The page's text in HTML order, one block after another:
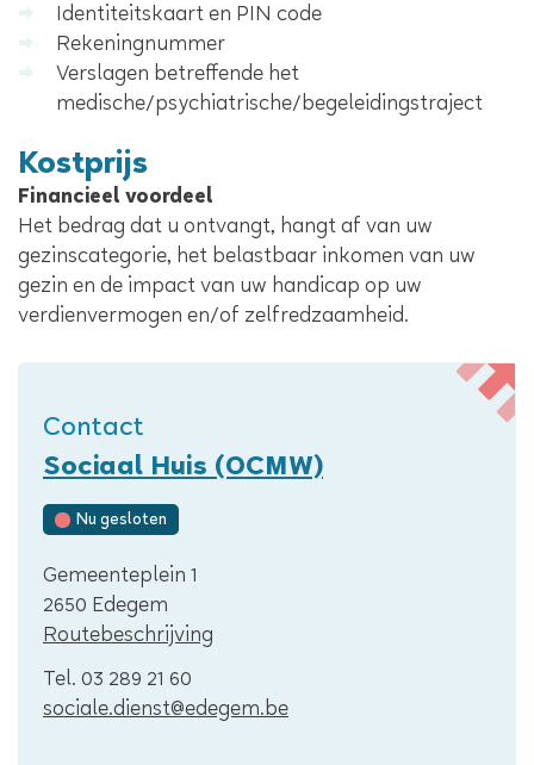
Identiteitskaart en PIN code
Rekeningnummer
Verslagen betreffende het
medische/psychiatrische/begeleidingstraject
Kostprijs
Financieel voordeel
Het bedrag dat u ontvangt, hangt af van uw
gezinscategorie, het belastbaar inkomen van uw
gezin en de impact van uw handicap op uw
verdienvermogen en/of zelfredzaamheid.
Contact
Sociaal Huis (OCMW)
Nu gesloten
Adres
Gemeenteplein 1
,2650 Edegem
Routebeschrijving
Tel. 03 289 21 60
E-
sociale.dienst@edegem.be